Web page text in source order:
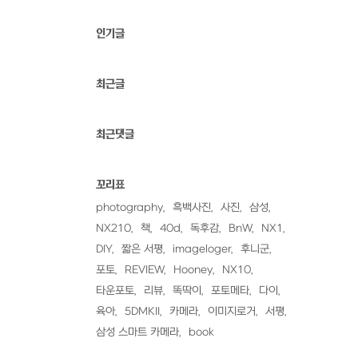
인기글
최근글
최근댓글
꼬리표
photography 흑백사진 사진
삼성
NX210
책 40d 독후감 BnW
NX1
DIY
짧은 서평 imageloger
후니군
포토
REVIEW Hooney
NX10
타운포토
리뷰 똑딱이 포토메타
다이
육아
5DMKII 카메라 이미지로거
서평
삼성 스마트 카메라
book